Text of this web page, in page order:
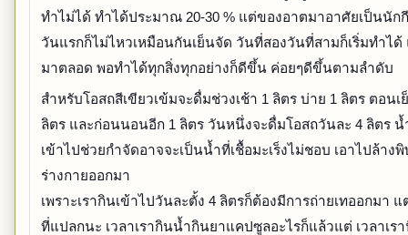
ทำไม่ได้ ทำได้ประมาณ 20-30 % แต่ของอาตมาอาศัยเป็นนัก
วันแรกก็ไม่ไหวเหมือนกันเย็นจัด วันที่สองวันที่สามก็เริ่มทำได้
มาตลอด พอทำได้ทุกสิ่งทุกอย่างก็ดีขึ้น ค่อยๆดีขึ้นตามลำดับ
สำหรับโอสถสีเขียวเข้มจะดื่มช่วงเช้า 1 ลิตร บ่าย 1 ลิตร ตอนเ
ลิตร และก่อนนอนอีก 1 ลิตร วันหนึ่งจะดื่มโอสถวันละ 4 ลิตร
เข้าไปช่วยกำจัดอาจจะเป็นน้ำที่เชื้อมะเร็งไม่ชอบ เอาไปล้าง
ร่างกายออกมา
เพราะเรากินเข้าไปวันละตั้ง 4 ลิตรก็ต้องมีการถ่ายเทออกมา แ
ที่แปลกนะ เวลาเรากินน้ำกินยาแคปซูลอะไรก็แล้วแต่ เวลาเร